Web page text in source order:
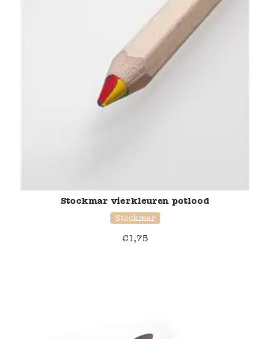
Stockmar vierkleuren potlood
Stockmar
€1,75